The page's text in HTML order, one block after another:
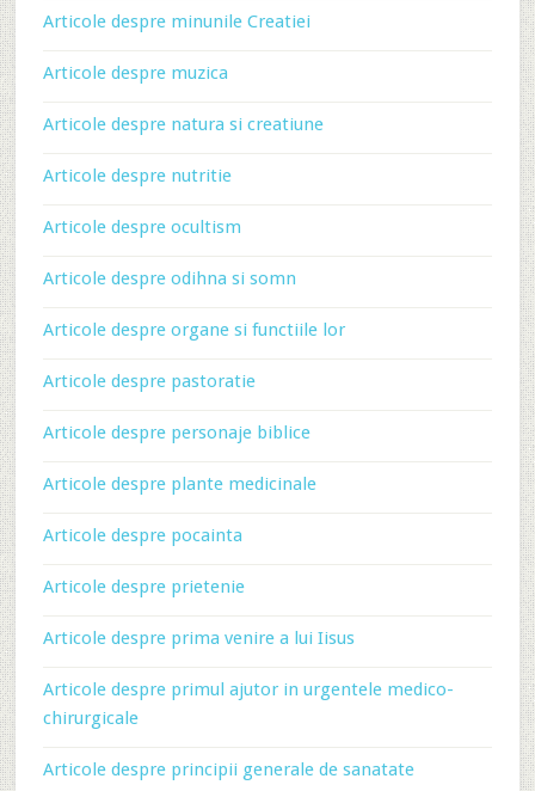
Articole despre minunile Creatiei
Articole despre muzica
Articole despre natura si creatiune
Articole despre nutritie
Articole despre ocultism
Articole despre odihna si somn
Articole despre organe si functiile lor
Articole despre pastoratie
Articole despre personaje biblice
Articole despre plante medicinale
Articole despre pocainta
Articole despre prietenie
Articole despre prima venire a lui Iisus
Articole despre primul ajutor in urgentele medico-
chirurgicale
Articole despre principii generale de sanatate